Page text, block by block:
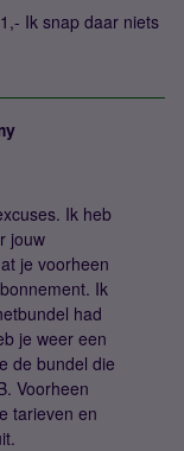
Ik snap daar niets
Ik heb
jouw
je voorheen
Ik
had
je weer een
de bundel die
Voorheen
tarieven en